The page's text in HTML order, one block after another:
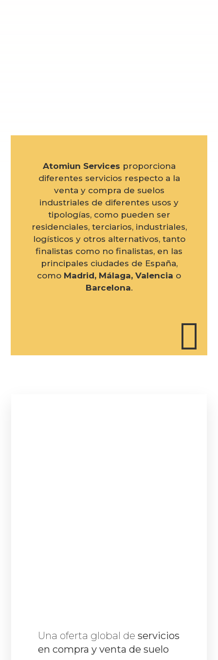
Atomiun Services proporciona
diferentes servicios respecto a la
venta y compra de suelos
industriales de diferentes usos y
tipologías, como pueden ser
residenciales, terciarios, industriales,
logísticos y otros alternativos, tanto
finalistas como no finalistas, en las
principales ciudades de España,
como Madrid, Málaga, Valencia o
Barcelona.
Una oferta global deservicios
en compra y venta de suelo